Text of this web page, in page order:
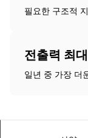
필요한 구조적
전출력 최대
일년 중 가장 더